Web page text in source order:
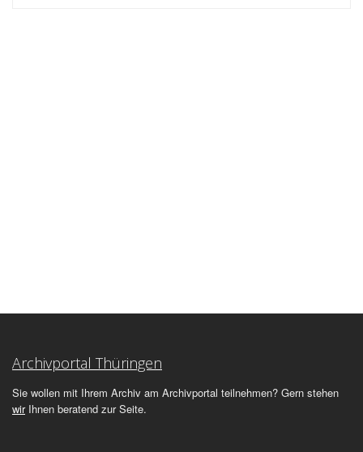
Archivportal Thüringen
Sie wollen mit Ihrem Archiv am Archivportal teilnehmen? Gern stehen
wirIhnen beratend zur Seite.